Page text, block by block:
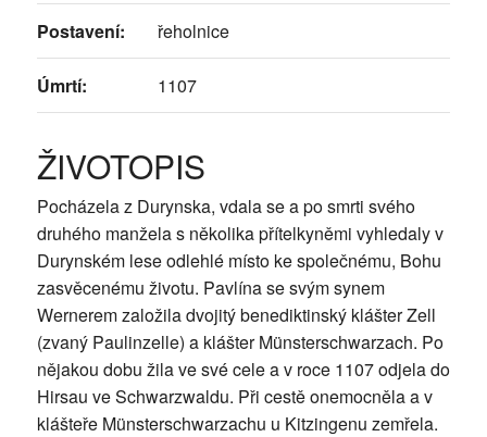
Postavení: řeholnice
Úmrtí: 1107
ŽIVOTOPIS
Pocházela z Durynska, vdala se a po smrti svého
druhého manžela s několika přítelkyněmi vyhledaly v
Durynském lese odlehlé místo ke společnému, Bohu
zasvěcenému životu. Pavlína se svým synem
Wernerem založila dvojitý benediktinský klášter Zell
(zvaný Paulinzelle) a klášter Münsterschwarzach. Po
nějakou dobu žila ve své cele a v roce 1107 odjela do
Hirsau ve Schwarzwaldu. Při cestě onemocněla a v
klášteře Münsterschwarzachu u Kitzingenu zemřela.